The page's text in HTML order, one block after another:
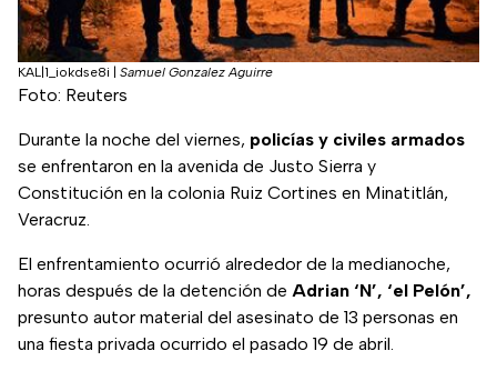
KAL|1_iokdse8i Samuel Gonzalez Aguirre
Foto: Reuters
Durante la noche del viernes, policías y civiles armados
se enfrentaron en la avenida de Justo Sierra y
Constitución en la colonia Ruiz Cortines en Minatitlán,
Veracruz.
El enfrentamiento ocurrió alrededor de la medianoche,
horas después de la detención de Adrian ‘N’, ‘el Pelón’,
presunto autor material del asesinato de 13 personas en
una fiesta privada ocurrido el pasado 19 de abril.